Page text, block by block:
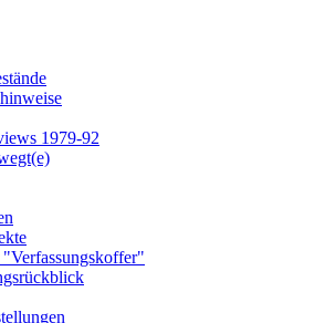
1979-92
"Verfassungskoffer"